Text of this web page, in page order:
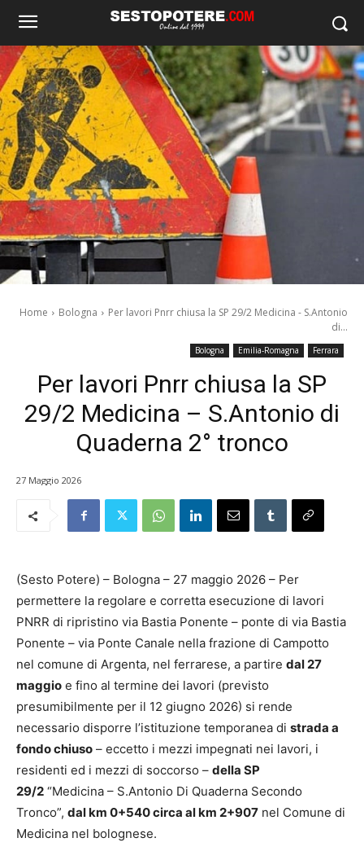
Home Bologna
Per lavori Pnrr chiusa la SP 29/2 Medicina - S.Antonio
di...
Bologna Emilia-Romagna Ferrara
Per lavori Pnrr chiusa la SP
29/2 Medicina – S.Antonio di
Quaderna 2° tronco
27 Maggio 2026
(Sesto Potere) – Bologna – 27 maggio 2026 – Per
permettere la regolare e corretta esecuzione di lavori
PNRR di ripristino via Bastia Ponente – ponte di via Bastia
Ponente – via Ponte Canale nella frazione di Campotto
nel comune di Argenta, nel ferrarese, a partire dal 27
maggio e fino al termine dei lavori (previsto
presumibilmente per il 12 giugno 2026) si rende
necessario disporre l’istituzione temporanea di strada a
fondo chiuso – eccetto i mezzi impegnati nei lavori, i
residenti ed i mezzi di soccorso – della SP
29/2 “Medicina – S.Antonio Di Quaderna Secondo
Tronco”, dal km 0+540 circa al km 2+907 nel Comune di
Medicina nel bolognese.